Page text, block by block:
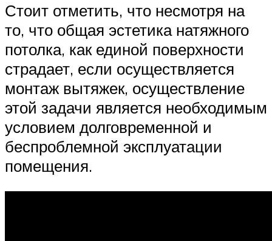
Стоит отметить, что несмотря на
то, что общая эстетика натяжного
потолка, как единой поверхности
страдает, если осуществляется
монтаж вытяжек, осуществление
этой задачи является необходимым
условием долговременной и
беспроблемной эксплуатации
помещения.